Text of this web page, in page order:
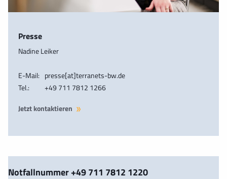
Presse
Nadine Leiker
E-Mail: presse[at]terranets-bw.de
Tel.:
+49 711 7812 1266
Jetzt kontaktieren
Notfallnummer +49 711 7812 1220